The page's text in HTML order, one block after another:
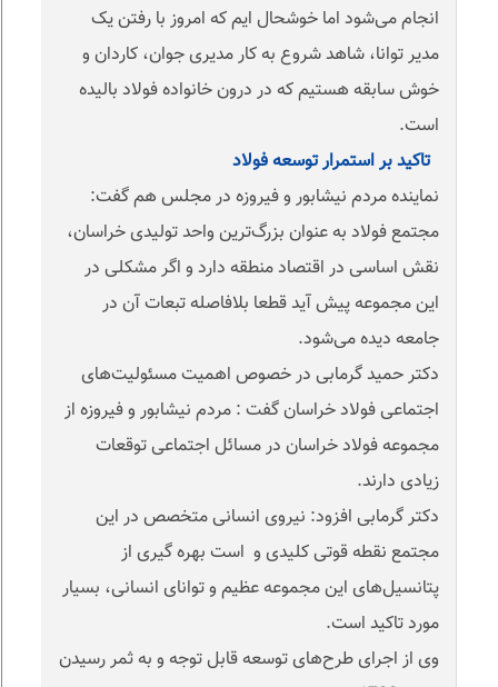
انجام می‌شود اما خوشحال ایم که امروز با رفتن یک
مدیر توانا، شاهد شروع به کار مدیری جوان، کاردان و
خوش سابقه هستیم که در درون خانواده فولاد بالیده
است.
تاکید بر استمرار توسعه فولاد
نماینده مردم نیشابور و فیروزه در مجلس هم گفت:
مجتمع فولاد به عنوان بزرگ‌ترین واحد تولیدی خراسان،
نقش اساسی در اقتصاد منطقه دارد و اگر مشکلی در
این مجموعه پیش آید قطعا بلافاصله تبعات آن در
جامعه دیده می‌شود.
دکتر حمید گرمابی در خصوص اهمیت مسئولیت‌های
اجتماعی فولاد خراسان گفت : مردم نیشابور و فیروزه از
مجموعه فولاد خراسان در مسائل اجتماعی توقعات
زیادی دارند.
دکتر گرمابی افزود: نیروی انسانی متخصص در این
مجتمع نقطه قوتی کلیدی و است بهره گیری از
پتانسیل‌های این مجموعه عظیم و توانای انسانی، بسیار
مورد تاکید است.
وی از اجرای طرح‌های توسعه قابل توجه و به ثمر رسیدن